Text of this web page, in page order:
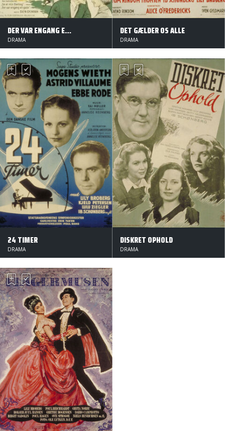
DER VAR ENGANG EN GADE
DRAMA
DET GÆLDER OS ALLE
DRAMA
24 TIMER
DRAMA
DISKRET OPHOLD
DRAMA